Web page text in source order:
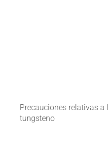
Precauciones relativas
tungsteno